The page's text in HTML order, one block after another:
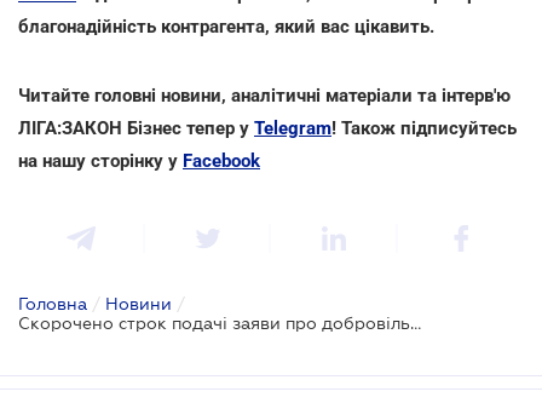
благонадійність контрагента, який вас цікавить.
Читайте головні новини, аналітичні матеріали та інтерв'ю
ЛІГА:ЗАКОН Бізнес тепер у Telegram! Також підписуйтесь
на нашу сторінку у Facebook
Головна / Новини /
Скорочено строк подачі заяви про добровільну реєстрацію платника ПДВ